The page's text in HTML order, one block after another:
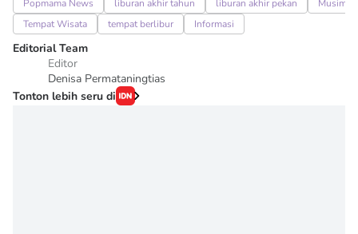
Popmama News liburan akhir tahun liburan akhir pekan
Musim
Tempat Wisata
tempat berlibur Informasi
Editorial Team
Editor
Denisa Permataningtias
Tonton lebih seru di